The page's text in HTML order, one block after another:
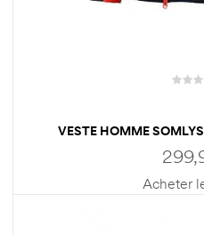
VESTE HOMME
Acheter